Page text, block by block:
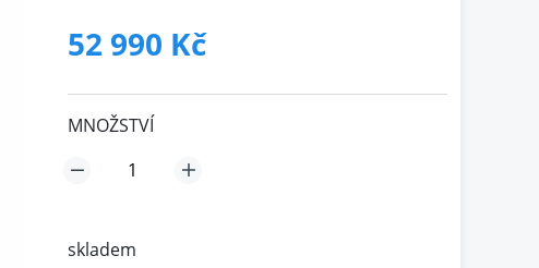
52 990 Kč
MNOŽSTVÍ
skladem